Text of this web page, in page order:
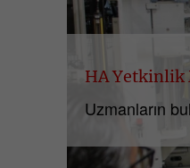
HA Yetkinlik